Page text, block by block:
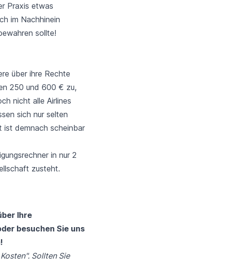
Praxis etwas
im Nachhinein
sollte!
über ihre Rechte
250 und 600 € zu,
nicht alle Airlines
sich nur selten
ist demnach scheinbar
in nur 2
zusteht.
Ihre
besuchen Sie uns
Sollten Sie